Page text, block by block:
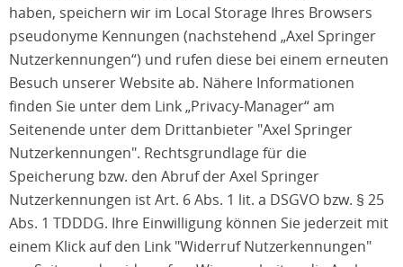
haben, speichern wir im Local Storage Ihres Browsers
pseudonyme Kennungen (nachstehend „Axel Springer
Nutzerkennungen“) und rufen diese bei einem erneuten
Besuch unserer Website ab. Nähere Informationen
finden Sie unter dem Link „Privacy-Manager“ am
Seitenende unter dem Drittanbieter "Axel Springer
Nutzerkennungen". Rechtsgrundlage für die
Speicherung bzw. den Abruf der Axel Springer
Nutzerkennungen ist Art. 6 Abs. 1 lit. a DSGVO bzw. § 25
Abs. 1 TDDDG. Ihre Einwilligung können Sie jederzeit mit
einem Klick auf den Link "Widerruf Nutzerkennungen"